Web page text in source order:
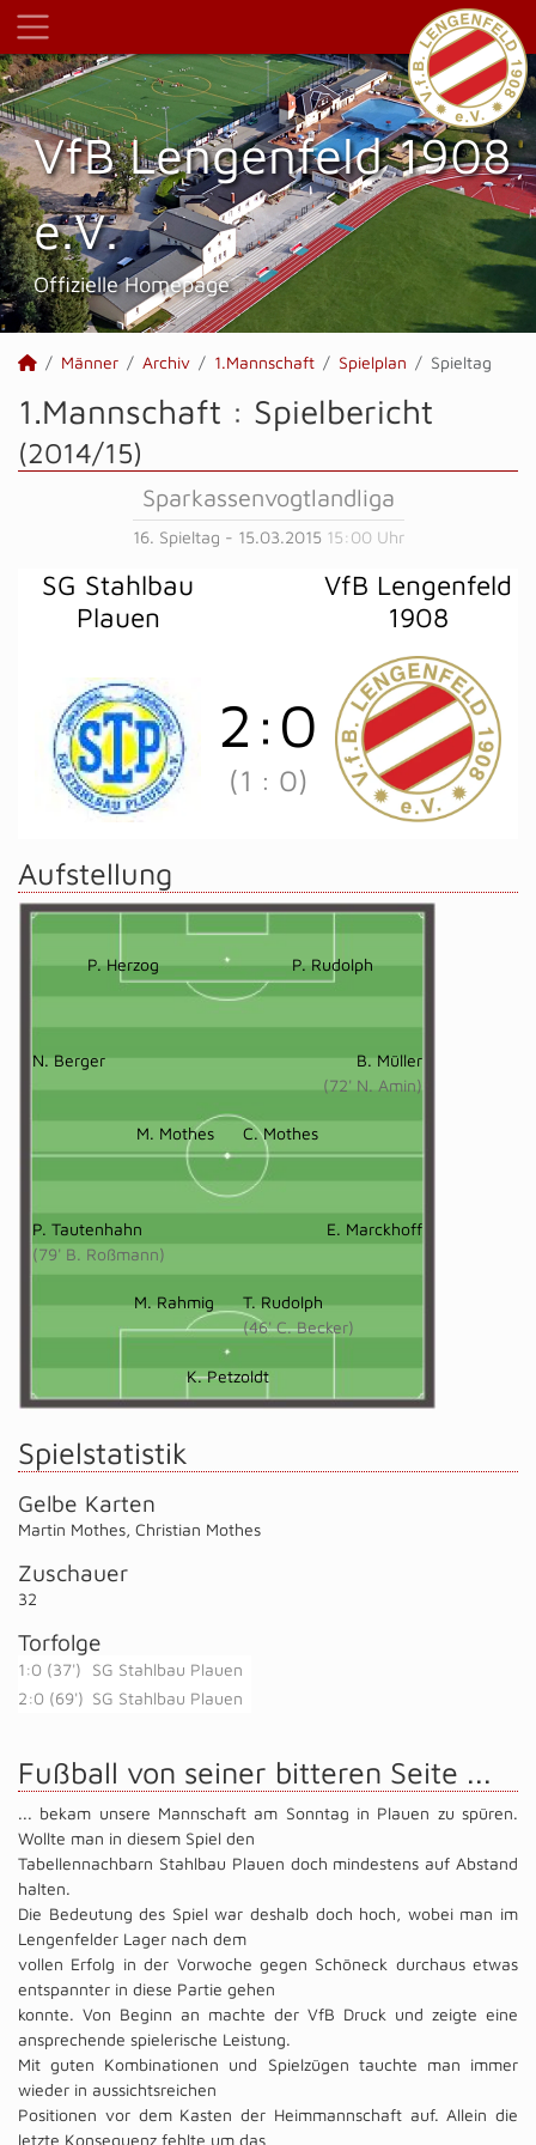
VfB Lengenfeld 1908
e.V.
Offizielle Homepage
Männer Archiv 1.Mannschaft Spielplan Spieltag
1.Mannschaft : Spielbericht
(2014/15)
Sparkassenvogtlandliga
16. Spieltag - 15.03.2015 15:00 Uhr
SG Stahlbau
Plauen
VfB Lengenfeld
1908
2 : 0
(1 : 0)
Aufstellung
P. Herzog P. Rudolph
N. Berger
B. Müller
(72' N. Amin)
M. Mothes C. Mothes
P. Tautenhahn
(79' B. Roßmann)
E. Marckhoff
M. Rahmig
T. Rudolph
(46' C. Becker)
K. Petzoldt
Spielstatistik
Gelbe Karten
Martin Mothes, Christian Mothes
Zuschauer
32
Torfolge
1:0 (37')
SG Stahlbau Plauen
2:0 (69') SG Stahlbau Plauen
Fußball von seiner bitteren Seite ...
... bekam unsere Mannschaft am Sonntag in Plauen zu spüren.
Wollte man in diesem Spiel den
Tabellennachbarn Stahlbau Plauen doch mindestens auf Abstand
halten.
Die Bedeutung des Spiel war deshalb doch hoch, wobei man im
Lengenfelder Lager nach dem
vollen Erfolg in der Vorwoche gegen Schöneck durchaus etwas
entspannter in diese Partie gehen
konnte. Von Beginn an machte der VfB Druck und zeigte eine
ansprechende spielerische Leistung.
Mit guten Kombinationen und Spielzügen tauchte man immer
wieder in aussichtsreichen
Positionen vor dem Kasten der Heimmannschaft auf. Allein die
letzte Konsequenz fehlte um das